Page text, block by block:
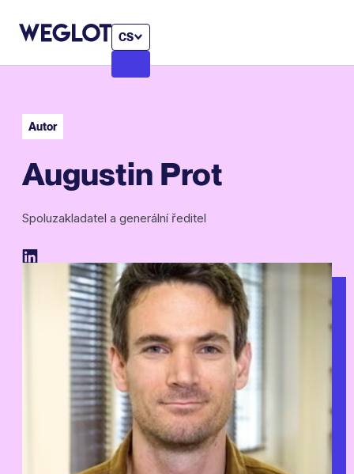
CS
Autor
Augustin Prot
Spoluzakladatel a generální ředitel